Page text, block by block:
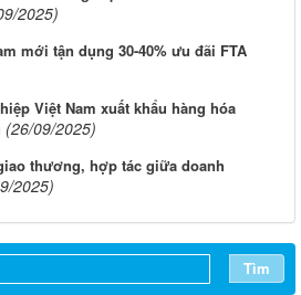
2025)
mới tận dụng 30-40% ưu đãi FTA
Việt Nam xuất khẩu hàng hóa
(26/09/2025)
thương, hợp tác giữa doanh
2025)
Tìm